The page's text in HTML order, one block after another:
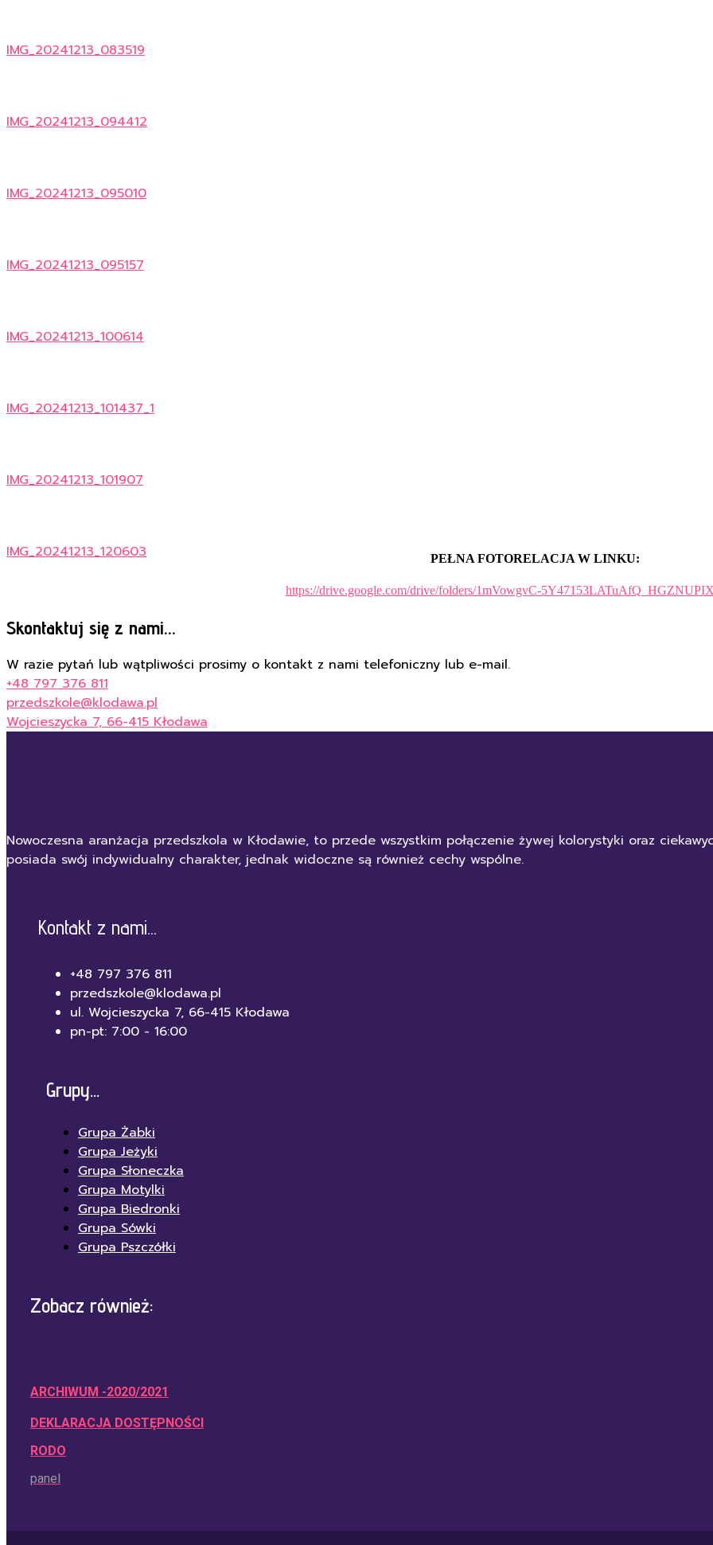
IMG_20241213_083519
IMG_20241213_094412
IMG_20241213_095010
IMG_20241213_095157
IMG_20241213_100614
IMG_20241213_101437_1
IMG_20241213_101907
IMG_20241213_120603 PEŁNA FOTORELACJA W LINKU:
https://drive.google.com/drive/folders/1mVowgvC-
Skontaktuj się z nami...
W razie pytań lub wątpliwości prosimy o kontakt z nami telefoniczny lub e-mail.
+48 797 376 811
przedszkole@klodawa.pl
Wojcieszycka 7, 66-415 Kłodawa
Nowoczesna aranżacja przedszkola w Kłodawie, to przede wszystkim połączenie żywej kolorystyki oraz
posiada swój indywidualny charakter, jednak widoczne są również cechy wspólne.
Kontakt z nami...
+48 797 376 811
przedszkole@klodawa.pl
ul. Wojcieszycka 7, 66-415 Kłodawa
pn-pt: 7:00 - 16:00
Grupy...
Grupa Żabki
Grupa Jeżyki
Grupa Słoneczka
Grupa Motylki
Grupa Biedronki
Grupa Sówki
Grupa Pszczółki
Zobacz również:
ARCHIWUM -2020/2021
DEKLARACJA DOSTĘPNOŚCI
RODO
panel